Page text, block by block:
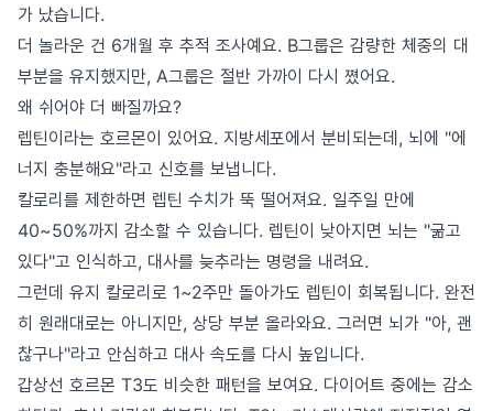
가 났습니다.
더 놀라운 건 6개월 후 추적 조사예요. B그룹은 감량한 체중의 대
부분을 유지했지만, A그룹은 절반 가까이 다시 쪘어요.
왜 쉬어야 더 빠질까요?
렙틴이라는 호르몬이 있어요. 지방세포에서 분비되는데, 뇌에 "에
너지 충분해요"라고 신호를 보냅니다.
칼로리를 제한하면 렙틴 수치가 뚝 떨어져요. 일주일 만에
40~50%까지 감소할 수 있습니다. 렙틴이 낮아지면 뇌는 "굶고
있다"고 인식하고, 대사를 늦추라는 명령을 내려요.
그런데 유지 칼로리로 1~2주만 돌아가도 렙틴이 회복됩니다. 완전
히 원래대로는 아니지만, 상당 부분 올라와요. 그러면 뇌가 "아, 괜
찮구나"라고 안심하고 대사 속도를 다시 높입니다.
갑상선 호르몬 T3도 비슷한 패턴을 보여요. 다이어트 중에는 감소